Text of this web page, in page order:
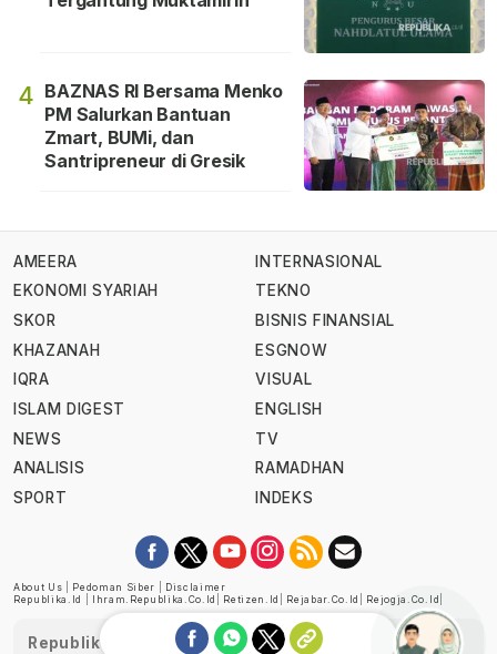
4 BAZNAS RI Bersama Menko
PM Salurkan Bantuan
Zmart, BUMi, dan
Santripreneur di Gresik
AMEERA
EKONOMI SYARIAH
SKOR
KHAZANAH
IQRA
ISLAM DIGEST
NEWS
ANALISIS
SPORT
INTERNASIONAL
TEKNO
BISNIS FINANSIAL
ESGNOW
VISUAL
ENGLISH
TV
RAMADHAN
INDEKS
About Us Pedoman Siber
Disclaimer
Republika.id
Ihram.republika.co.id Retizen.id Rejabar.co.id Rejogja.co.id
Republika telah diverifikasi oleh Dewan Pers